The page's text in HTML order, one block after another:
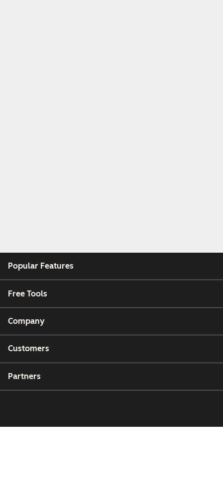
Popular Features
Free Tools
Company
Customers
Partners